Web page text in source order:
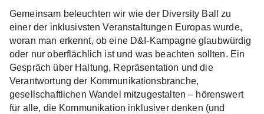
Gemeinsam beleuchten wir wie der Diversity Ball zu
einer der inklusivsten Veranstaltungen Europas wurde,
woran man erkennt, ob eine D&I-Kampagne glaubwürdig
oder nur oberflächlich ist und was beachten sollten. Ein
Gespräch über Haltung, Repräsentation und die
Verantwortung der Kommunikationsbranche,
gesellschaftlichen Wandel mitzugestalten – hörenswert
für alle, die Kommunikation inklusiver denken (und